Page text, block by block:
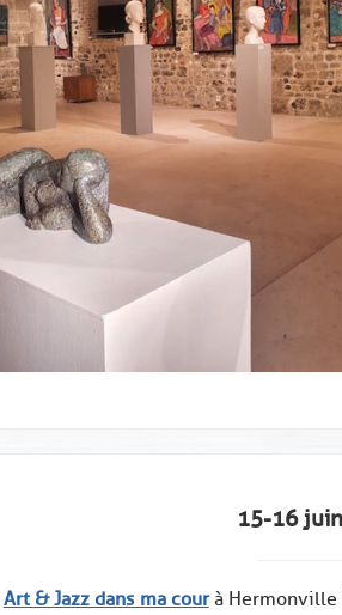
15-16
Art & Jazz dans ma courà Hermonville